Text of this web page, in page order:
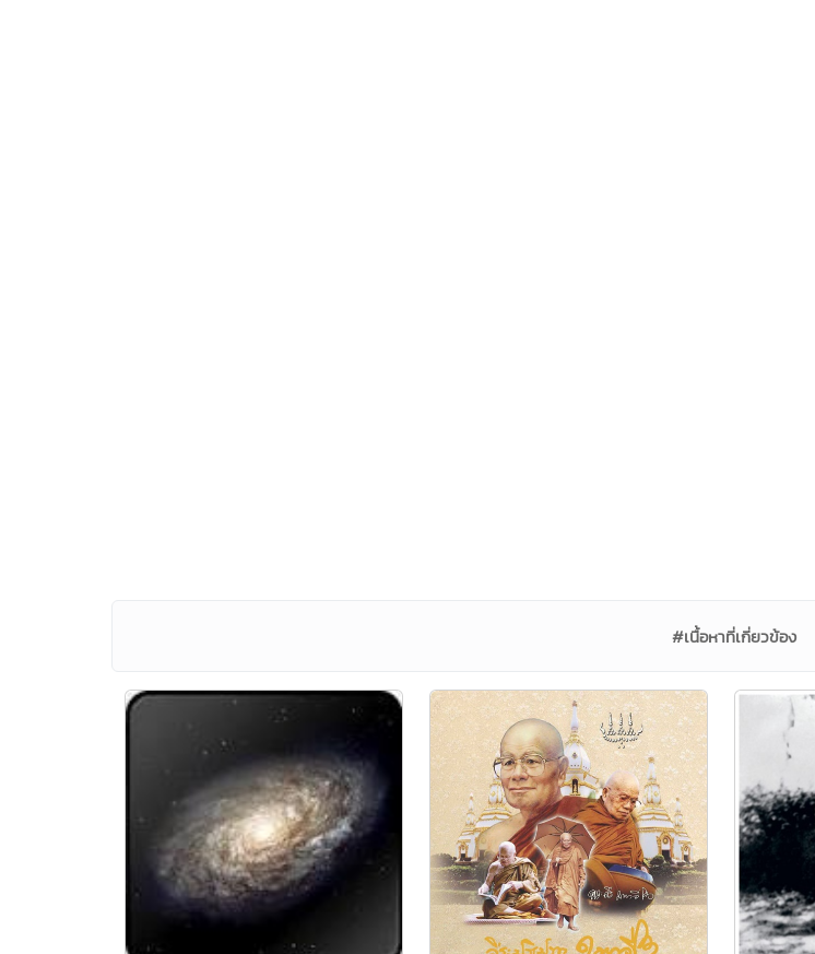
#เนื้อหาที่เกี่ยวข้อง